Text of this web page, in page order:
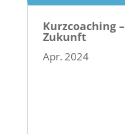
Kurzcoaching
Zukunft
Apr. 2024